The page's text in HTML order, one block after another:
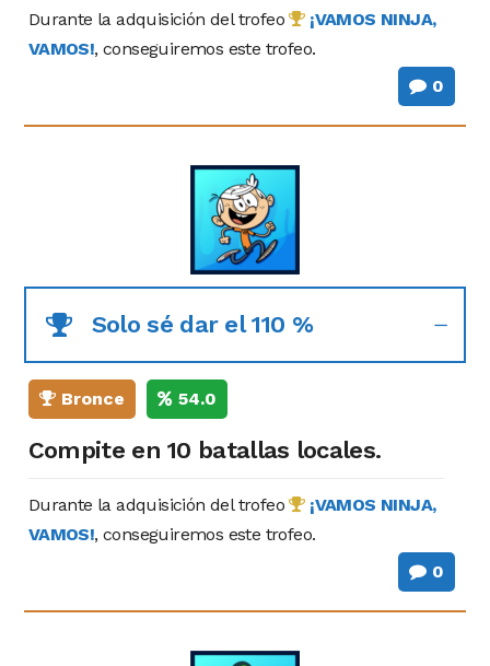
Durante la adquisición del trofeo
¡VAMOS NINJA,
VAMOS!, conseguiremos este trofeo.
0
Solo sé dar el 110 %
Bronce 54.0
Compite en 10 batallas locales.
Durante la adquisición del trofeo
¡VAMOS NINJA,
VAMOS!, conseguiremos este trofeo.
0